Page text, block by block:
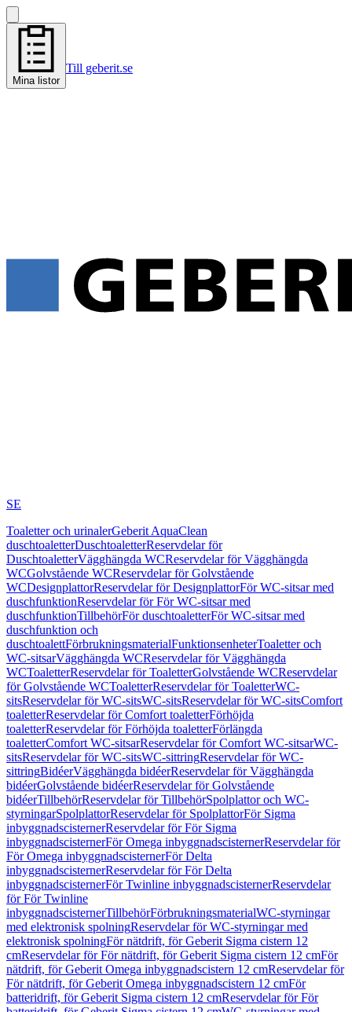
Mina listor
Till geberit.se
SE
Toaletter och urinalerGeberit AquaClean
duschtoaletterDuschtoaletterReservdelar för
DuschtoaletterVägghängda WCReservdelar för Vägghängda
WCGolvstående WCReservdelar för Golvstående
WCDesignplattorReservdelar för DesignplattorFör WC-sitsar med
duschfunktionReservdelar för För WC-sitsar med
duschfunktionTillbehörFör duschtoaletterFör WC-sitsar med
duschfunktion och
duschtoalettFörbrukningsmaterialFunktionsenheterToaletter och
WC-sitsarVägghängda WCReservdelar för Vägghängda
WCToaletterReservdelar för ToaletterGolvstående WCReservdelar
för Golvstående WCToaletterReservdelar för ToaletterWC-
sitsReservdelar för WC-sitsWC-sitsReservdelar för WC-sitsComfort
toaletterReservdelar för Comfort toaletterFörhöjda
toaletterReservdelar för Förhöjda toaletterFörlängda
toaletterComfort WC-sitsarReservdelar för Comfort WC-sitsarWC-
sitsReservdelar för WC-sitsWC-sittringReservdelar för WC-
sittringBidéerVägghängda bidéerReservdelar för Vägghängda
bidéerGolvstående bidéerReservdelar för Golvstående
bidéerTillbehörReservdelar för TillbehörSpolplattor och WC-
styrningarSpolplattorReservdelar för SpolplattorFör Sigma
inbyggnadscisternerReservdelar för För Sigma
inbyggnadscisternerFör Omega inbyggnadscisternerReservdelar för
För Omega inbyggnadscisternerFör Delta
inbyggnadscisternerReservdelar för För Delta
inbyggnadscisternerFör Twinline inbyggnadscisternerReservdelar
för För Twinline
inbyggnadscisternerTillbehörFörbrukningsmaterialWC-styrningar
med elektronisk spolningReservdelar för WC-styrningar med
elektronisk spolningFör nätdrift, för Geberit Sigma cistern 12
cmReservdelar för För nätdrift, för Geberit Sigma cistern 12 cmFör
nätdrift, för Geberit Omega inbyggnadscistern 12 cmReservdelar för
För nätdrift, för Geberit Omega inbyggnadscistern 12 cmFör
batteridrift, för Geberit Sigma cistern 12 cmReservdelar för För